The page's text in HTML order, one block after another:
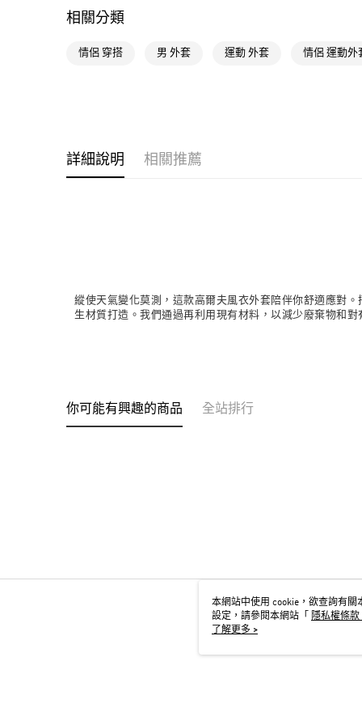
相關分類
情侶 穿搭 男 外套 運動 外套 情侶 運動外
詳細說明 相關推薦
縱使天氣變化莫測，這款高爾夫風衣外套陪伴你舒適應對
生材質打造。我們通過再利用現有材料，以減少廢棄物和
你可能有興趣的商品 全站排行
本網站中使用 cookie，欲查詢有關
設定，請參閱本網站「
隱私權條款
用 cookie。
了解更多 >